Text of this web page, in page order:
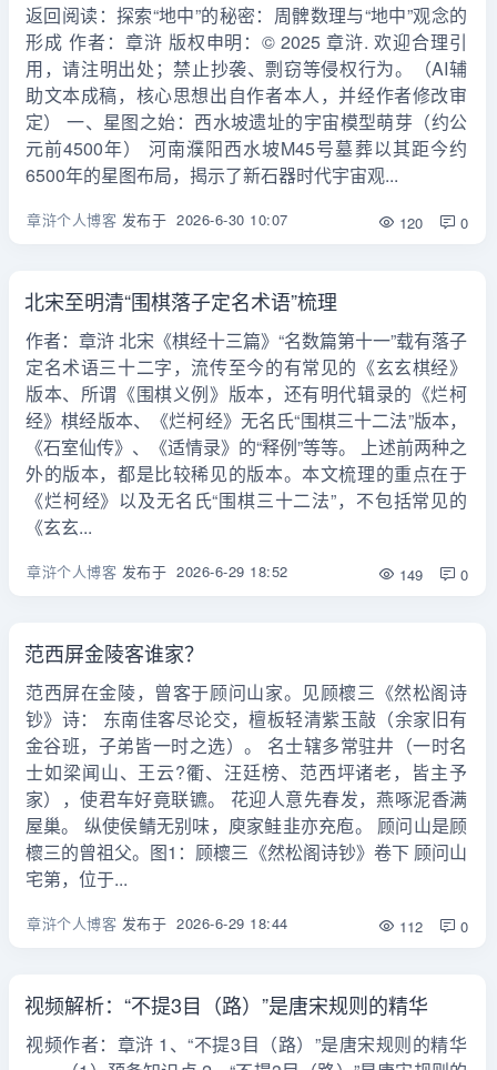
返回阅读：探索“地中”的秘密：周髀数理与“地中”观念的
形成 作者：章浒 版权申明：© 2025 章浒. 欢迎合理引
用，请注明出处；禁止抄袭、剽窃等侵权行为。（AI辅
助文本成稿，核心思想出自作者本人，并经作者修改审
定） 一、星图之始：西水坡遗址的宇宙模型萌芽（约公
元前4500年） 河南濮阳西水坡M45号墓葬以其距今约
6500年的星图布局，揭示了新石器时代宇宙观...
章浒个人博客 发布于 2026-6-30 10:07 120 0
北宋至明清“围棋落子定名术语”梳理
作者：章浒 北宋《棋经十三篇》“名数篇第十一”载有落子
定名术语三十二字，流传至今的有常见的《玄玄棋经》
版本、所谓《围棋义例》版本，还有明代辑录的《烂柯
经》棋经版本、《烂柯经》无名氏“围棋三十二法”版本，
《石室仙传》、《适情录》的“释例”等等。 上述前两种之
外的版本，都是比较稀见的版本。本文梳理的重点在于
《烂柯经》以及无名氏“围棋三十二法”，不包括常见的
《玄玄...
章浒个人博客 发布于 2026-6-29 18:52 149 0
范西屏金陵客谁家？
范西屏在金陵，曾客于顾问山家。见顾櫰三《然松阁诗
钞》诗： 东南佳客尽论交，檀板轻清紫玉敲（余家旧有
金谷班，子弟皆一时之选）。 名士辖多常驻井（一时名
士如梁闻山、王云?衢、汪廷榜、范西坪诸老，皆主予
家），使君车好竟联镳。 花迎人意先春发，燕啄泥香满
屋巢。 纵使侯鲭无别味，庾家鲑韭亦充庖。 顾问山是顾
櫰三的曾祖父。图1：顾櫰三《然松阁诗钞》卷下 顾问山
宅第，位于...
章浒个人博客 发布于 2026-6-29 18:44 112 0
视频解析：“不提3目（路）”是唐宋规则的精华
视频作者：章浒 1、“不提3目（路）”是唐宋规则的精华